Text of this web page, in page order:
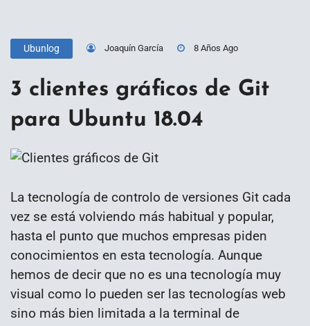
Ubunlog Joaquín García 8 Años Ago
3 clientes gráficos de Git
para Ubuntu 18.04
La tecnología de controlo de versiones Git cada
vez se está volviendo más habitual y popular,
hasta el punto que muchos empresas piden
conocimientos en esta tecnología. Aunque
hemos de decir que no es una tecnología muy
visual como lo pueden ser las tecnologías web
sino más bien limitada a la terminal de